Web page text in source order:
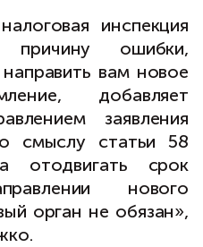
инспекция
причину ошибки,
вам новое
добавляет
заявления
смыслу статьи 58
отодвигать срок
нового
орган не обязан»,